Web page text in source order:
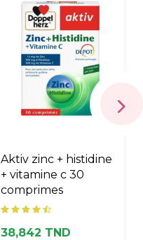
aktiv zinc + histidine
+ vitamine c 30
comprimes
38,842 TND